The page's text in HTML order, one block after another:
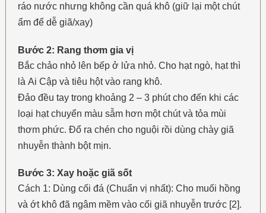
ráo nước nhưng không cần quá khô (giữ lại một chút
ẩm để dễ giã/xay)
Bước 2: Rang thơm gia vị
Bắc chảo nhỏ lên bếp ở lửa nhỏ. Cho hạt ngò, hạt thì
là Ai Cập và tiêu hột vào rang khô.
Đảo đều tay trong khoảng 2 – 3 phút cho đến khi các
loại hạt chuyển màu sẫm hơn một chút và tỏa mùi
thơm phức. Đổ ra chén cho nguội rồi dùng chày giã
nhuyễn thành bột mịn.
Bước 3: Xay hoặc giã sốt
Cách 1: Dùng cối đá (Chuẩn vị nhất): Cho muối hồng
và ớt khô đã ngâm mềm vào cối giã nhuyễn trước [2].